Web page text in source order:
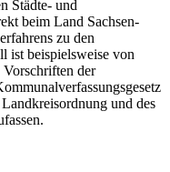
Städte- und
beim Land Sachsen-
zu den
ist beispielsweise von
Vorschriften der
und des